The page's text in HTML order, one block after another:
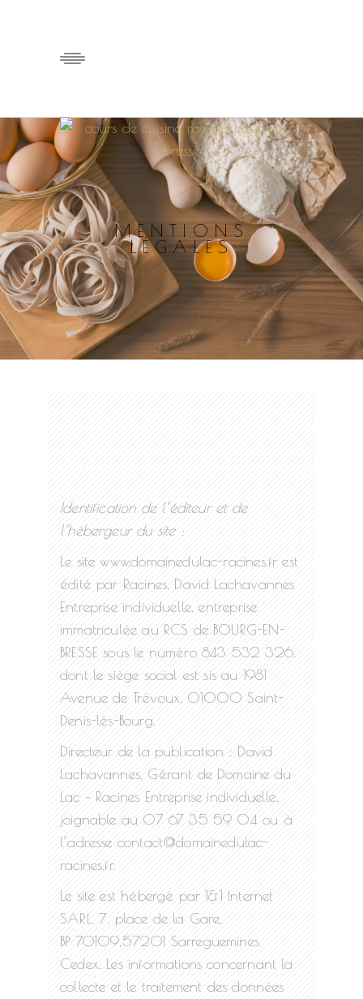
MENTIONS
LÉGALES
Identification de l’éditeur et de
l’hébergeur du site :
Le site www.domainedulac-racines.fr est
édité par Racines, David Lachavannes
Entreprise individuelle, entreprise
immatriculée au RCS de BOURG-EN-
BRESSE sous le numéro 843 532 326,
dont le siège social est sis au 1981
Avenue de Trévoux, 01000 Saint-
Denis-lès-Bourg.
Directeur de la publication : David
Lachavannes, Gérant de Domaine du
Lac – Racines Entreprise individuelle,
joignable au 07 67 35 59 04 ou à
l’adresse contact@domainedulac-
racines.fr.
Le site est hébergé par 1&1 Internet
SARL, 7, place de la Gare,
BP 70109,57201 Sarreguemines
Cedex. Les informations concernant la
collecte et le traitement des données